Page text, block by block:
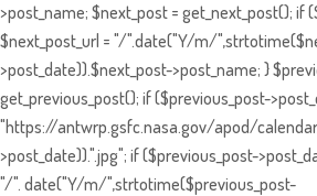
>post_name; $next_post = get_next_post(); if
$next_post_url = "/".date("Y/m/
>post_date)).$next_post->post_name; }
get_previous_post(); if ($previous_post-
"https://antwrp.gsfc.nasa.gov/apod/
>post_date)).".jpg"; if ($previous_post-
"/". date("Y/m/",strtotime($previous_post-